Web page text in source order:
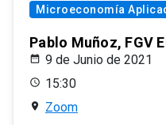
Microeconomía
Pablo Muñoz, FGV
9 de Junio de 2021
15:30
Zoom